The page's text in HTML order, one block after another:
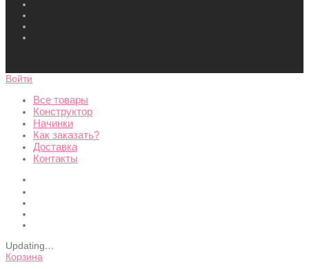
Войти
Все товары
Конструктор
Начинки
Как заказать?
Доставка
Контакты
Updating…
Корзина